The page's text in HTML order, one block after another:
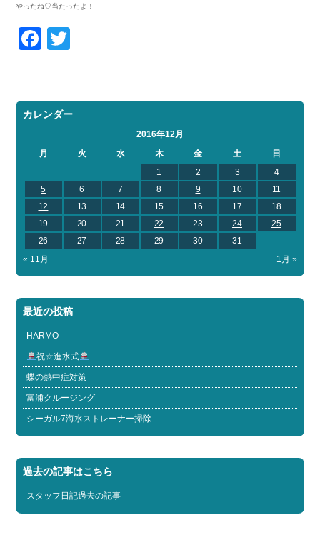
やったね♡当たったよ！
Facebook
カレンダー
2016年12月
月
火 水 木 金 土
日
1
2 3
4
5
6 7 8 9 10
11
12
13 14 15 16 17
18
19
20 21 22 23 24
25
26
27 28 29 30
31
« 11月
1月 »
最近の投稿
HARMO
祝☆進水式
蝶の熱中症対策
富浦クルージング
シーガル7海水ストレーナー掃除
過去の記事はこちら
スタッフ日記過去の記事